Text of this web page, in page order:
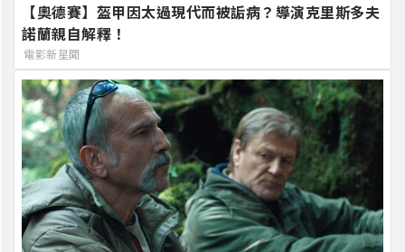
【奧德賽】盔甲因太過現代而被詬病？導演克里斯多夫
諾蘭親自解釋！
電影新星聞